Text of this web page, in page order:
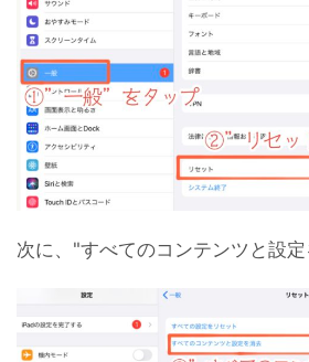
次に、"すべてのコンテンツと設定